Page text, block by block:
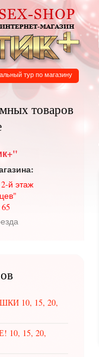
тур по магазину
товаров
й этаж
10, 15, 20,
10, 15, 20,